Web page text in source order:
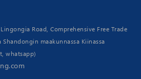
Road, Comprehensive Free Trade
maakunnassa Kiinassa
whatsapp)